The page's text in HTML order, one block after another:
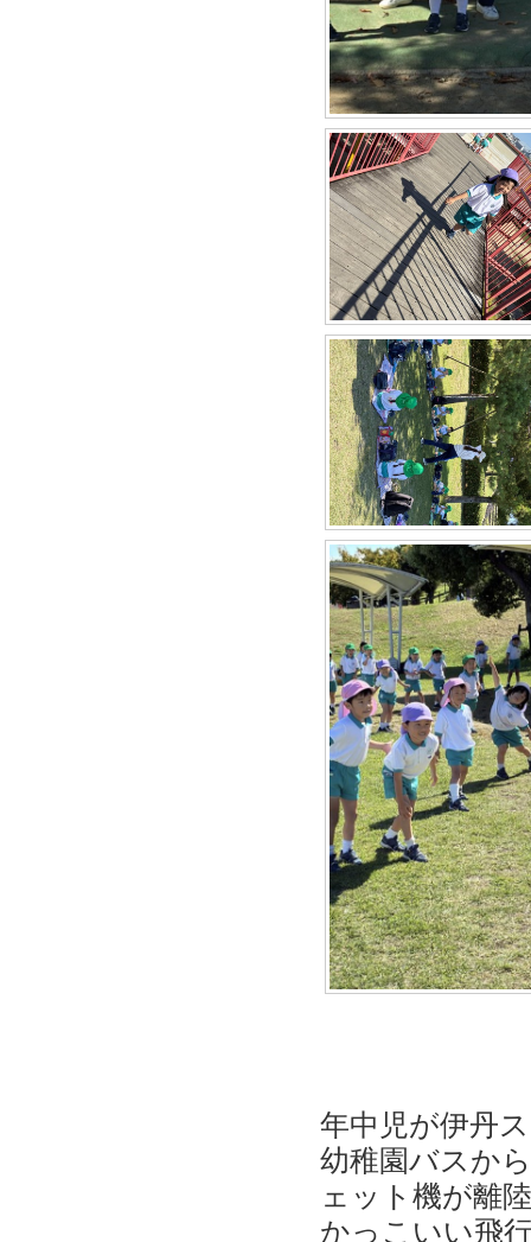
年中児が伊丹
幼稚園バスか
ェット機が離
かっこいい飛